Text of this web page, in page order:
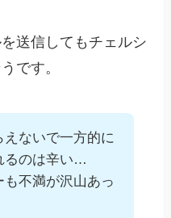
送信してもチェルシ
です。
えないで一方的に
るのは辛い…
不満が沢山あっ